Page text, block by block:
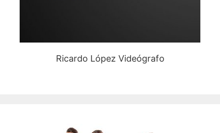
Ricardo López Videógrafo